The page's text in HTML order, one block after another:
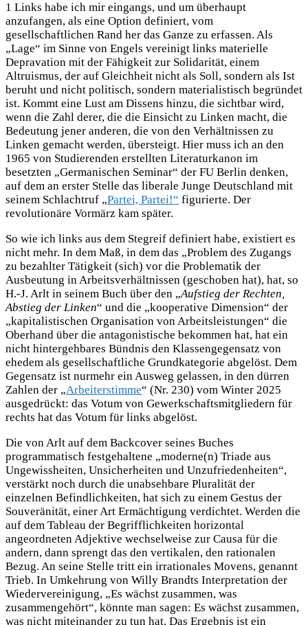
1 Links habe ich mir eingangs, und um überhaupt
anzufangen, als eine Option definiert, vom
gesellschaftlichen Rand her das Ganze zu erfassen. Als
„Lage“ im Sinne von Engels vereinigt links materielle
Depravation mit der Fähigkeit zur Solidarität, einem
Altruismus, der auf Gleichheit nicht als Soll, sondern als Ist
beruht und nicht politisch, sondern materialistisch begründet
ist. Kommt eine Lust am Dissens hinzu, die sichtbar wird,
wenn die Zahl derer, die die Einsicht zu Linken macht, die
Bedeutung jener anderen, die von den Verhältnissen zu
Linken gemacht werden, übersteigt. Hier muss ich an den
1965 von Studierenden erstellten Literaturkanon im
besetzten „Germanischen Seminar“ der FU Berlin denken,
auf dem an erster Stelle das liberale Junge Deutschland mit
seinem Schlachtruf „Partei, Partei!“ figurierte. Der
revolutionäre Vormärz kam später.
So wie ich links aus dem Stegreif definiert habe, existiert es
nicht mehr. In dem Maß, in dem das „Problem des Zugangs
zu bezahlter Tätigkeit (sich) vor die Problematik der
Ausbeutung in Arbeitsverhältnissen (geschoben hat), hat, so
H.-J. Arlt in seinem Buch über den „Aufstieg der Rechten,
Abstieg der Linken“ und die „kooperative Dimension“ der
„kapitalistischen Organisation von Arbeitsleistungen“ die
Oberhand über die antagonistische bekommen hat, hat ein
nicht hintergehbares Bündnis den Klassengegensatz von
ehedem als gesellschaftliche Grundkategorie abgelöst. Dem
Gegensatz ist nurmehr ein Ausweg gelassen, in den dürren
Zahlen der „Arbeiterstimme“ (Nr. 230) vom Winter 2025
ausgedrückt: das Votum von Gewerkschaftsmitgliedern für
rechts hat das Votum für links abgelöst.
Die von Arlt auf dem Backcover seines Buches
programmatisch festgehaltene „moderne(n) Triade aus
Ungewissheiten, Unsicherheiten und Unzufriedenheiten“,
verstärkt noch durch die unabsehbare Pluralität der
einzelnen Befindlichkeiten, hat sich zu einem Gestus der
Souveränität, einer Art Ermächtigung verdichtet. Werden die
auf dem Tableau der Begrifflichkeiten horizontal
angeordneten Adjektive wechselweise zur Causa für die
andern, dann sprengt das den vertikalen, den rationalen
Bezug. An seine Stelle tritt ein irrationales Movens, genannt
Trieb. In Umkehrung von Willy Brandts Interpretation der
Wiedervereinigung, „Es wächst zusammen, was
zusammengehört“, könnte man sagen: Es wächst zusammen,
was nicht miteinander zu tun hat. Das Ergebnis ist ein